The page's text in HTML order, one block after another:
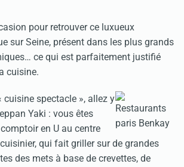
pour retrouver ce luxueux
sur Seine, présent dans les plus grands
ce qui est parfaitement justifié
cuisine.
cuisine spectacle », allez y
Yaki : vous êtes
en U au centre
qui fait griller sur de grandes
des mets à base de crevettes, de